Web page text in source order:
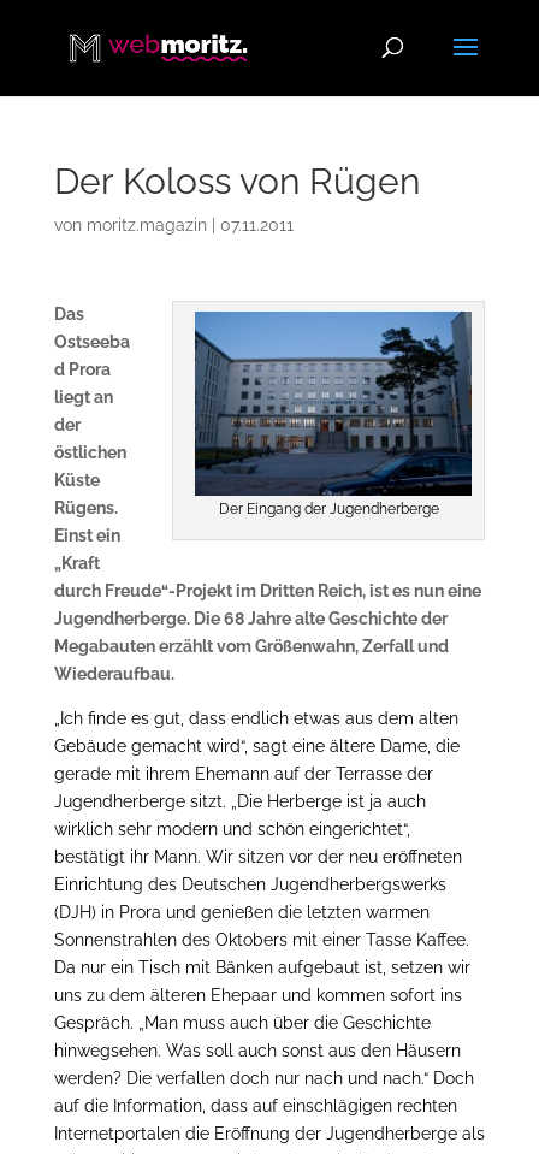
Der Koloss von Rügen
von moritz.magazin| 07.11.2011
Der Eingang der Jugendherberge
Das
Ostseeba
d Prora
liegt an
der
östlichen
Küste
Rügens.
Einst ein
„Kraft
durch Freude“-Projekt im Dritten Reich, ist es nun eine
Jugendherberge. Die 68 Jahre alte Geschichte der
Megabauten erzählt vom Größenwahn, Zerfall und
Wiederaufbau.
„Ich finde es gut, dass endlich etwas aus dem alten
Gebäude gemacht wird“, sagt eine ältere Dame, die
gerade mit ihrem Ehemann auf der Terrasse der
Jugendherberge sitzt. „Die Herberge ist ja auch
wirklich sehr modern und schön eingerichtet“,
bestätigt ihr Mann. Wir sitzen vor der neu eröffneten
Einrichtung des Deutschen Jugendherbergswerks
(DJH) in Prora und genießen die letzten warmen
Sonnenstrahlen des Oktobers mit einer Tasse Kaffee.
Da nur ein Tisch mit Bänken aufgebaut ist, setzen wir
uns zu dem älteren Ehepaar und kommen sofort ins
Gespräch. „Man muss auch über die Geschichte
hinwegsehen. Was soll auch sonst aus den Häusern
werden? Die verfallen doch nur nach und nach.“ Doch
auf die Information, dass auf einschlägigen rechten
Internetportalen die Eröffnung der Jugendherberge als